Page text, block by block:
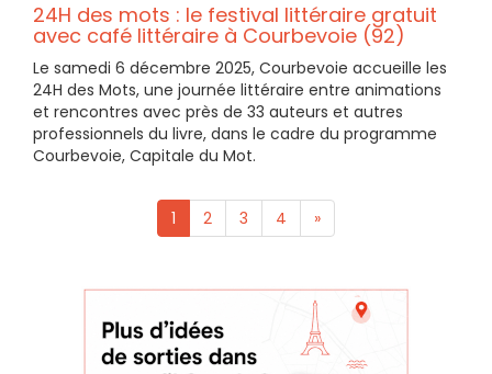
24H des mots : le festival littéraire gratuit
avec café littéraire à Courbevoie (92)
Le samedi 6 décembre 2025, Courbevoie accueille les
24H des Mots, une journée littéraire entre animations
et rencontres avec près de 33 auteurs et autres
professionnels du livre, dans le cadre du programme
Courbevoie, Capitale du Mot.
1 2 3 4 »